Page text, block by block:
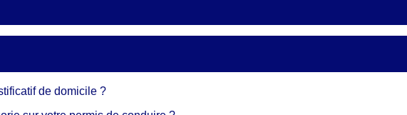
de domicile ?